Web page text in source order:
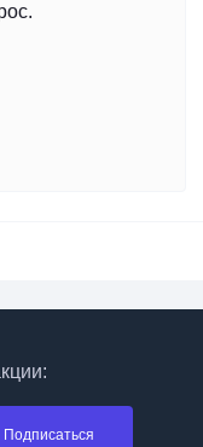
Подписаться